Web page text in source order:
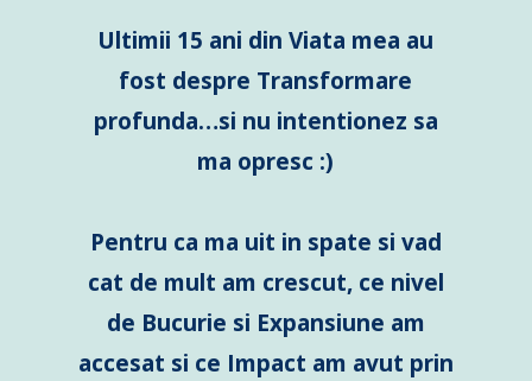
Ultimii 15 ani din Viata mea au
fost despre Transformare
profunda…si nu intentionez sa
ma opresc :)
Pentru ca ma uit in spate si vad
cat de mult am crescut, ce nivel
de Bucurie si Expansiune am
accesat si ce Impact am avut prin